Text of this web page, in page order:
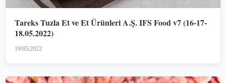
Tareks Tuzla Et ve Et Ürünleri A.Ş. IFS Food v7 (16-17-
18.05.2022)
19/05/2022